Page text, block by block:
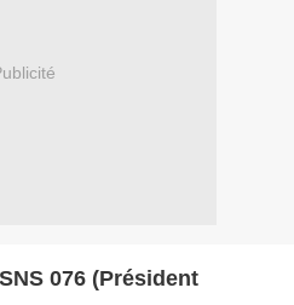
076 (Président